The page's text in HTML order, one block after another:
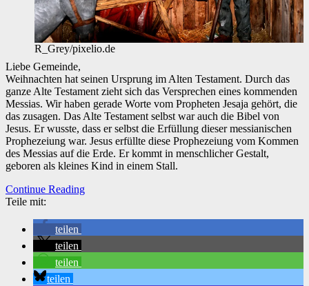
R_Grey/pixelio.de
Liebe Gemeinde,
Weihnachten hat seinen Ursprung im Alten Testament. Durch das
ganze Alte Testament zieht sich das Versprechen eines kommenden
Messias. Wir haben gerade Worte vom Propheten Jesaja gehört, die
das zusagen. Das Alte Testament selbst war auch die Bibel von
Jesus. Er wusste, dass er selbst die Erfüllung dieser messianischen
Prophezeiung war. Jesus erfüllte diese Prophezeiung vom Kommen
des Messias auf die Erde. Er kommt in menschlicher Gestalt,
geboren als kleines Kind in einem Stall.
Continue Reading
Teile mit:
teilen
teilen
teilen
teilen